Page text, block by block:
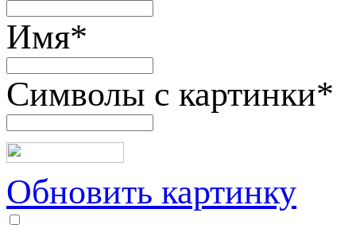
Имя*
Символы с картинки*
Обновить картинку